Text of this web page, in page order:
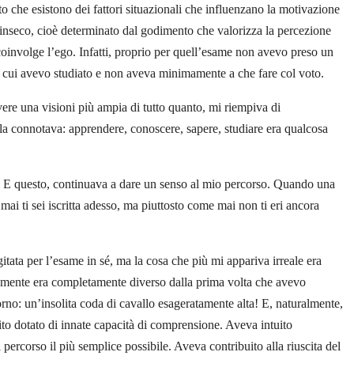
che esistono dei fattori situazionali che influenzano la motivazione
cioè determinato dal godimento che valorizza la percezione
l’ego. Infatti, proprio per quell’esame non avevo preso un
avevo studiato e non aveva minimamente a che fare col voto.
una visioni più ampia di tutto quanto, mi riempiva di
apprendere, conoscere, sapere, studiare era qualcosa
questo, continuava a dare un senso al mio percorso. Quando una
ti sei iscritta adesso, ma piuttosto come mai non ti eri ancora
per l’esame in sé, ma la cosa che più mi appariva irreale era
era completamente diverso dalla prima volta che avevo
un’insolita coda di cavallo esageratamente alta! E, naturalmente,
dotato di innate capacità di comprensione. Aveva intuito
il più semplice possibile. Aveva contribuito alla riuscita del